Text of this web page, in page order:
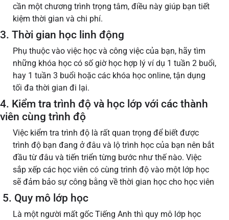
cần một chương trình trọng tâm, điều này giúp bạn tiết
kiệm thời gian và chi phí.
3. Thời gian học linh động
Phụ thuộc vào việc học và công việc của bạn, hãy tìm
những khóa học có số giờ học hợp lý ví dụ 1 tuần 2 buổi,
hay 1 tuần 3 buổi hoặc các khóa học online, tận dụng
tối đa thời gian đi lại.
4. Kiểm tra trình độ và học lớp với các thành
viên cùng trình độ
Việc kiểm tra trình độ là rất quan trọng để biết được
trình độ bạn đang ở đâu và lộ trình học của bạn nên bắt
đầu từ đâu và tiến triển từng bước như thế nào. Việc
sắp xếp các học viên có cùng trình độ vào một lớp học
sẽ đảm bảo sự công bằng về thời gian học cho học viên
5. Quy mô lớp học
Là một người mất gốc Tiếng Anh thì quy mô lớp học